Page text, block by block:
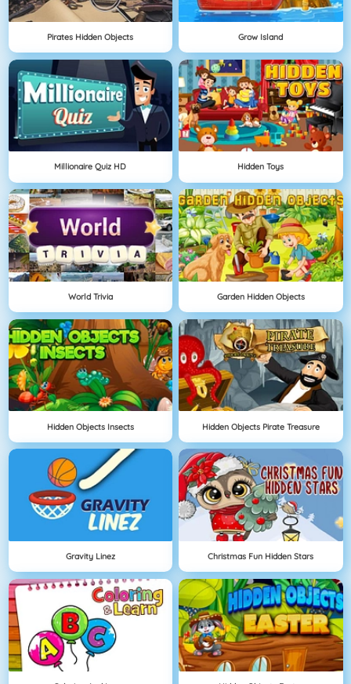
Pirates Hidden Objects Grow Island
Millionaire Quiz HD Hidden Toys
World Trivia Garden Hidden Objects
Hidden Objects Insects Hidden Objects Pirate Treasure
Gravity Linez Christmas Fun Hidden Stars